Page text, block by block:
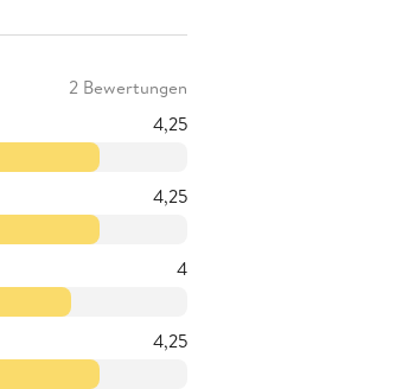
2 Bewertungen
4,25
4,25
4
4,25